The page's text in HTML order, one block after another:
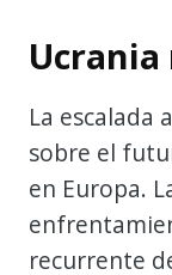
Ucrania
La escalada
sobre el
en Europa.
recurrente